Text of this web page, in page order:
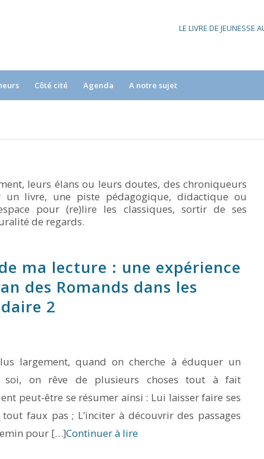
LE LIVRE DE JEUNESSE
Côté cité Agenda A notre sujet
leurs élans ou leurs doutes, des chroniqueurs
livre, une piste pédagogique, didactique ou
pour (re)lire les classiques, sortir de ses
de regards.
ma lecture : une expérience
des Romands dans les
2
largement, quand on cherche à éduquer un
on rêve de plusieurs choses tout à fait
peut-être se résumer ainsi : Lui laisser faire ses
faux pas ; L’inciter à découvrir des passages
pour […]Continuer à lire